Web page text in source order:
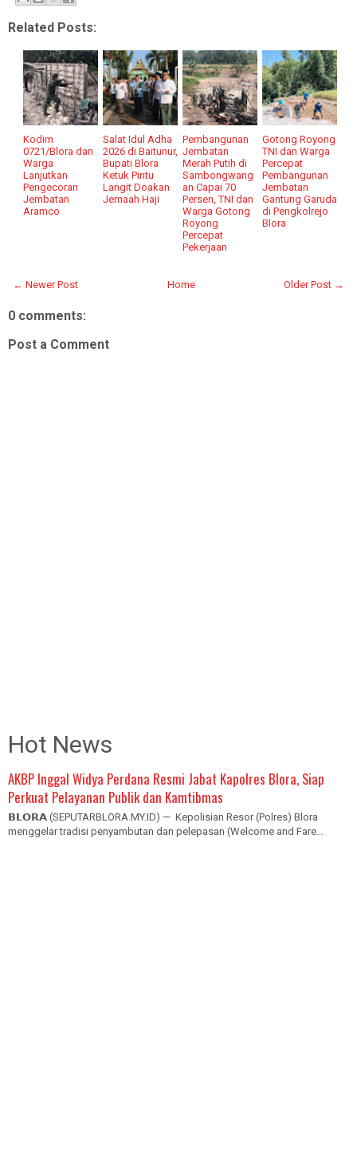
Related Posts:
Kodim
0721/Blora dan
Warga
Lanjutkan
Pengecoran
Jembatan
Aramco
Salat Idul Adha
2026 di Baitunur,
Bupati Blora
Ketuk Pintu
Langit Doakan
Jemaah Haji
Pembangunan
Jembatan
Merah Putih di
Sambongwang
an Capai 70
Persen, TNI dan
Warga Gotong
Royong
Percepat
Pekerjaan
Gotong Royong
TNI dan Warga
Percepat
Pembangunan
Jembatan
Gantung Garuda
di Pengkolrejo
Blora
← Newer Post Older Post →
Home
0 comments:
Post a Comment
Hot News
AKBP Inggal Widya Perdana Resmi Jabat Kapolres Blora, Siap
Perkuat Pelayanan Publik dan Kamtibmas
𝗕𝗟𝗢𝗥𝗔 (SEPUTARBLORA.MY.ID) — Kepolisian Resor (Polres) Blora
menggelar tradisi penyambutan dan pelepasan (Welcome and Fare...